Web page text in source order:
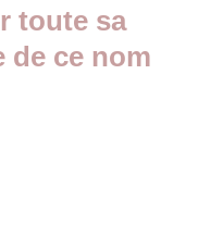
toute sa
de ce nom